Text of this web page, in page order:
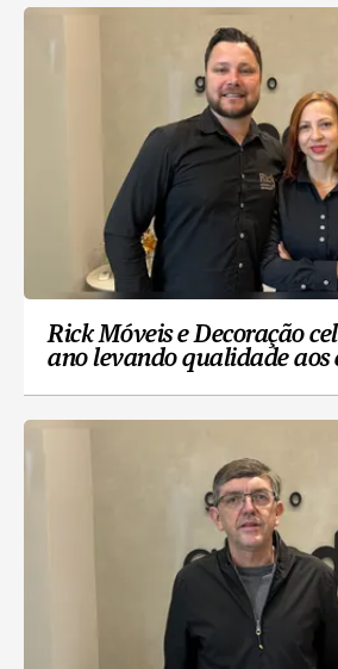
Rick Móveis e Decoração
ano levando qualidade aos